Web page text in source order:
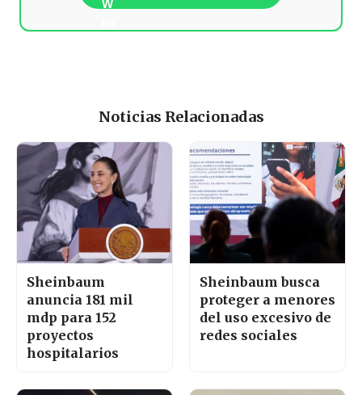
Noticias Relacionadas
Sheinbaum
anuncia 181 mil
mdp para 152
proyectos
hospitalarios
Sheinbaum busca
proteger a menores
del uso excesivo de
redes sociales